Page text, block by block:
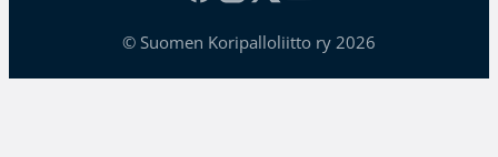
© Suomen Koripalloliitto ry 2026